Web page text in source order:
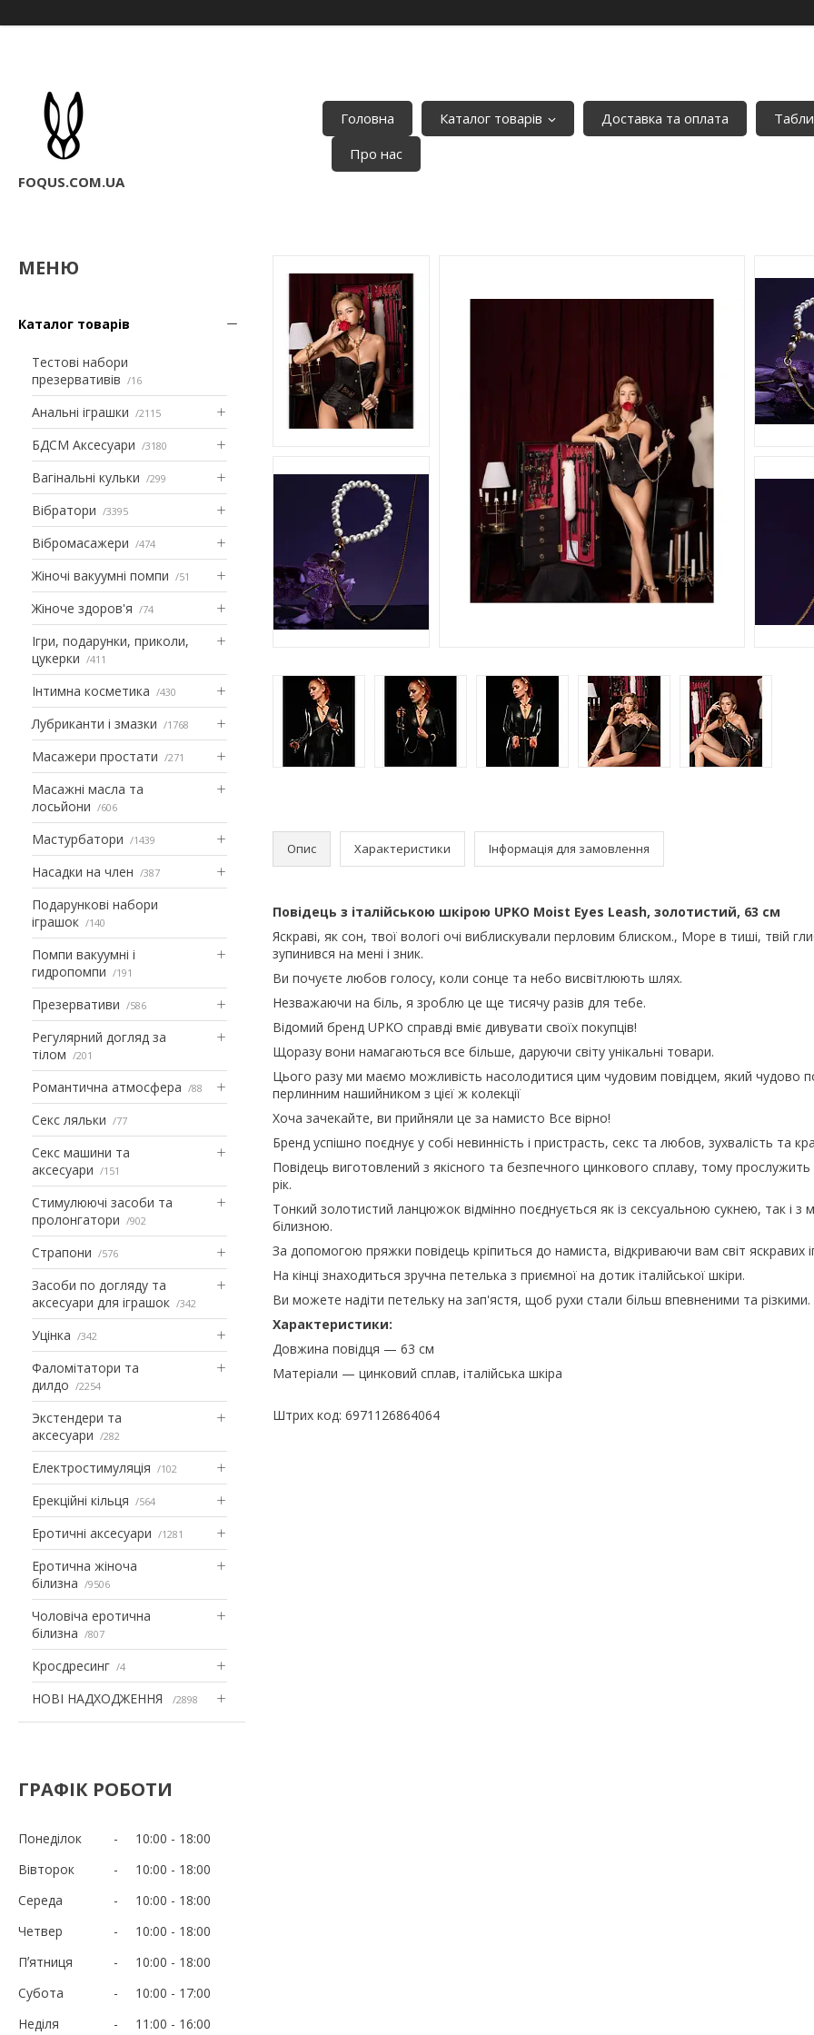
FOQUS.COM.UA
Головна Каталог товарів Доставка та оплата
Про нас
Каталог товарів
Тестові набори
презервативів
16
Анальні іграшки 2115
БДСМ Аксесуари 3180
Вагінальні кульки 299
Вібратори 3395
Вібромасажери 474
Жіночі вакуумні помпи 51
Жіноче здоров'я 74
Ігри, подарунки, приколи,
цукерки
411
Інтимна косметика 430
Лубриканти і змазки 1768
Масажери простати 271
Масажні масла та
лосьйони
606
Мастурбатори 1439
Насадки на член 387
Подарункові набори
іграшок
140
Помпи вакуумні і
гидропомпи
191
Презервативи 586
Регулярний догляд за
тілом
201
Романтична атмосфера 88
Секс ляльки 77
Секс машини та
аксесуари
151
Стимулюючі засоби та
пролонгатори
902
Страпони 576
Засоби по догляду та
аксесуари для іграшок
342
Уцінка 342
Фаломітатори та
дилдо
2254
Экстендери та
аксесуари
282
Електростимуляція 102
Ерекційні кільця 564
Еротичні аксесуари 1281
Еротична жіноча
білизна
9506
Чоловіча еротична
білизна
807
Кросдресинг 4
НОВІ НАДХОДЖЕННЯ 2898
ГРАФІК РОБОТИ
Понеділок 10:00
18:00
Вівторок
10:00
18:00
Середа
10:00
18:00
Четвер
10:00
18:00
Пʼятниця
10:00
18:00
Субота
10:00
17:00
Неділя
11:00 16:00
Опис Характеристики Інформація для замовлення
Повідець з італійською шкірою UPKO Moist Eyes Leash, золотистий, 63 см
Яскраві, як сон, твої вологі очі виблискували перловим блиском., Море в тиші, твій
зупинився на мені і зник.
Ви почуєте любов голосу, коли сонце та небо висвітлюють шлях.
Незважаючи на біль, я зроблю це ще тисячу разів для тебе.
Відомий бренд UPKO справді вміє дивувати своїх покупців!
Щоразу вони намагаються все більше, даруючи світу унікальні товари.
Цього разу ми маємо можливість насолодитися цим чудовим повідцем, який чудово
перлинним нашийником з цієї ж колекції
Хоча зачекайте, ви прийняли це за намисто Все вірно!
Бренд успішно поєднує у собі невинність і пристрасть, секс та любов, зухвалість та
Повідець виготовлений з якісного та безпечного цинкового сплаву, тому
рік.
Тонкий золотистий ланцюжок відмінно поєднується як із сексуальною сукнею, так і
білизною.
За допомогою пряжки повідець кріпиться до намиста, відкриваючи вам світ яскравих
На кінці знаходиться зручна петелька з приємної на дотик італійської шкіри.
Ви можете надіти петельку на зап'ястя, щоб рухи стали більш впевненими та різкими.
Характеристики:
Довжина повідця — 63 см
Матеріали — цинковий сплав, італійська шкіра
Штрих код: 6971126864064